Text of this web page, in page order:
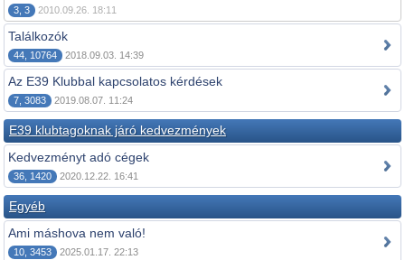
3, 3 2010.09.26. 18:11
Találkozók
44, 10764 2018.09.03. 14:39
Az E39 Klubbal kapcsolatos kérdések
7, 3083 2019.08.07. 11:24
E39 klubtagoknak járó kedvezmények
Kedvezményt adó cégek
36, 1420 2020.12.22. 16:41
Egyéb
Ami máshova nem való!
10, 3453 2025.01.17. 22:13